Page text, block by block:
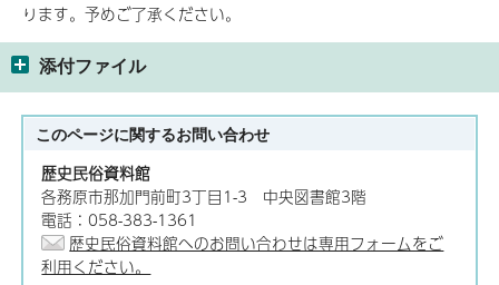
ります。予めご了承ください。
添付ファイル
このページに関するお問い合わせ
歴史民俗資料館
各務原市那加門前町3丁目1-3 中央図書館3階
電話：058-383-1361
歴史民俗資料館へのお問い合わせは専用フォームをご
利用ください。